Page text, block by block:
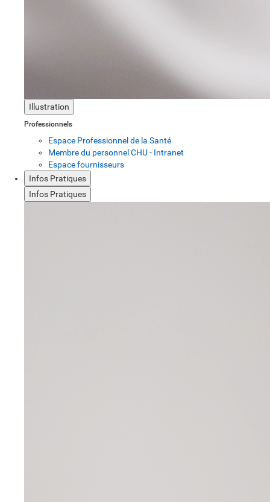
Illustration
Professionnels
Espace Professionnel de la Santé
Membre du personnel CHU - Intranet
Espace fournisseurs
Infos Pratiques
Infos Pratiques